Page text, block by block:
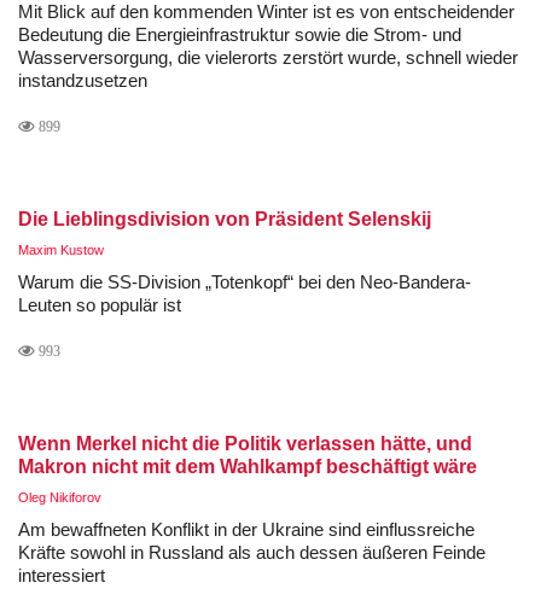
Mit Blick auf den kommenden Winter ist es von entscheidender
Bedeutung die Energieinfrastruktur sowie die Strom- und
Wasserversorgung, die vielerorts zerstört wurde, schnell wieder
instandzusetzen
899
Die Lieblingsdivision von Präsident Selenskij
Maxim Kustow
Warum die SS-Division „Totenkopf“ bei den Neo-Bandera-
Leuten so populär ist
993
Wenn Merkel nicht die Politik verlassen hätte, und
Makron nicht mit dem Wahlkampf beschäftigt wäre
Oleg Nikiforov
Am bewaffneten Konflikt in der Ukraine sind einflussreiche
Kräfte sowohl in Russland als auch dessen äußeren Feinde
interessiert